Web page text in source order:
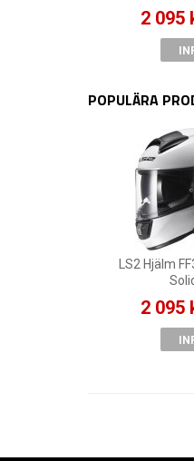
2 095
POPULÄRA
LS2 Hjälm
2 095